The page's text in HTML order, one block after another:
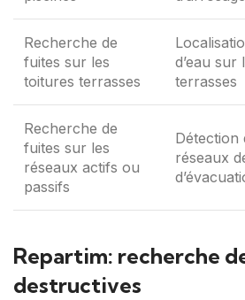
Recherche de
fuites sur les
toitures terrasses
d’eau sur
terrasses
Recherche de
fuites sur les
réseaux actifs ou
passifs
Détection
réseaux
Repartim: recherche
destructives